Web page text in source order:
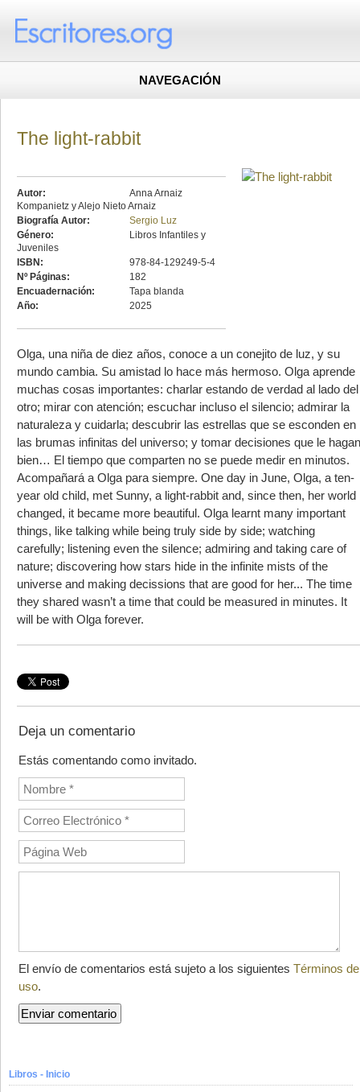
NAVEGACIÓN
The light-rabbit
Autor:
Anna Arnaiz
Kompanietz y Alejo Nieto Arnaiz
Biografía Autor:
Sergio Luz
Género:
Libros Infantiles y
Juveniles
ISBN:
978-84-129249-5-4
Nº Páginas:
182
Encuadernación:
Tapa blanda
Año:
2025
Olga, una niña de diez años, conoce a un conejito de luz, y su
mundo cambia. Su amistad lo hace más hermoso. Olga aprende
muchas cosas importantes: charlar estando de verdad al lado del
otro; mirar con atención; escuchar incluso el silencio; admirar la
naturaleza y cuidarla; descubrir las estrellas que se esconden en
las brumas infinitas del universo; y tomar decisiones que le hagan
bien… El tiempo que comparten no se puede medir en minutos.
Acompañará a Olga para siempre. One day in June, Olga, a ten-
year old child, met Sunny, a light-rabbit and, since then, her world
changed, it became more beautiful. Olga learnt many important
things, like talking while being truly side by side; watching
carefully; listening even the silence; admiring and taking care of
nature; discovering how stars hide in the infinite mists of the
universe and making decissions that are good for her... The time
they shared wasn’t a time that could be measured in minutes. It
will be with Olga forever.
Deja un comentario
Estás comentando como invitado.
El envío de comentarios está sujeto a los siguientes Términos de
uso.
Libros - Inicio